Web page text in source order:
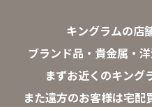
キングラムの店
ブランド品・貴金属・
まずお近くのキング
また遠方のお客様は宅配